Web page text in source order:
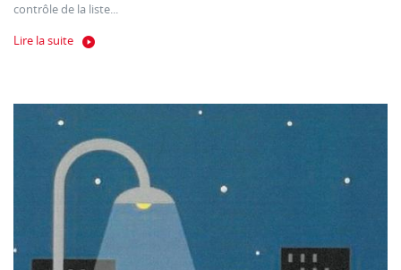
contrôle de la liste...
Lire la suite